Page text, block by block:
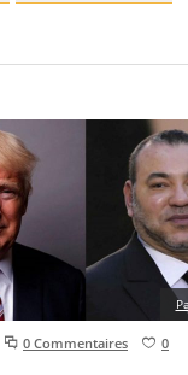
0 Commentaires 0